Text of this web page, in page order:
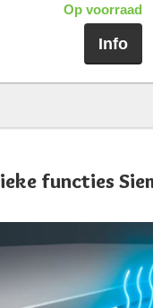
Op voorraad
Info
functies